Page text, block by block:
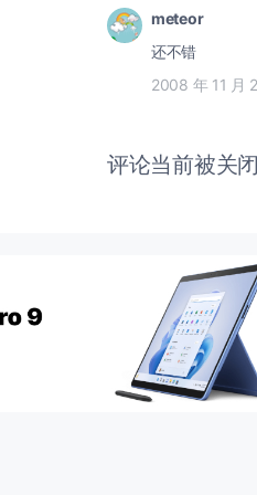
meteor
还不错
2008 年 11 月
评论当前被关闭